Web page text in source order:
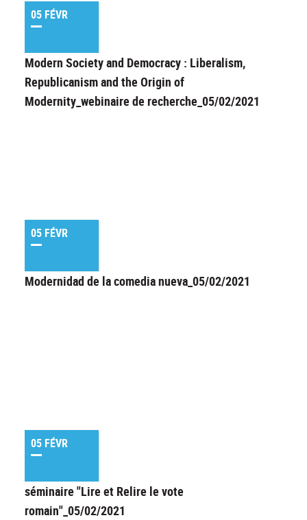
05 FÉVR
Modern Society and Democracy : Liberalism,
Republicanism and the Origin of
Modernity_webinaire de recherche_05/02/2021
05 FÉVR
Modernidad de la comedia nueva_05/02/2021
05 FÉVR
séminaire "Lire et Relire le vote
romain"_05/02/2021